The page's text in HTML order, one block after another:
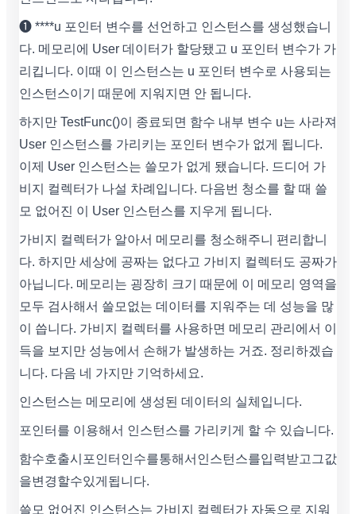
❶ ****u 포인터 변수를 선언하고 인스턴스를 생성했습니
다. 메모리에 User 데이터가 할당됐고 u 포인터 변수가 가
리킵니다. 이때 이 인스턴스는 u 포인터 변수로 사용되는
인스턴스이기 때문에 지워지면 안 됩니다.
하지만 TestFunc()이 종료되면 함수 내부 변수 u는 사라져
User 인스턴스를 가리키는 포인터 변수가 없게 됩니다.
이제 User 인스턴스는 쓸모가 없게 됐습니다. 드디어 가
비지 컬렉터가 나설 차례입니다. 다음번 청소를 할 때 쓸
모 없어진 이 User 인스턴스를 지우게 됩니다.
가비지 컬렉터가 알아서 메모리를 청소해주니 편리합니
다. 하지만 세상에 공짜는 없다고 가비지 컬렉터도 공짜가
아닙니다. 메모리는 굉장히 크기 때문에 이 메모리 영역을
모두 검사해서 쓸모없는 데이터를 지워주는 데 성능을 많
이 씁니다. 가비지 컬렉터를 사용하면 메모리 관리에서 이
득을 보지만 성능에서 손해가 발생하는 거죠. 정리하겠습
니다. 다음 네 가지만 기억하세요.
인스턴스는 메모리에 생성된 데이터의 실체입니다.
포인터를 이용해서 인스턴스를 가리키게 할 수 있습니다.
함수호출시포인터인수를통해서인스턴스를입력받고그값
을변경할수있게됩니다.
쓸모 없어진 인스턴스는 가비지 컬렉터가 자동으로 지워